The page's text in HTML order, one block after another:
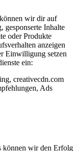
wir dir auf
gesponserte Inhalte
oder Produkte
anzeigen
Einwilligung setzen
ein:
creativecdn.com
Ads
können wir den Erfolg